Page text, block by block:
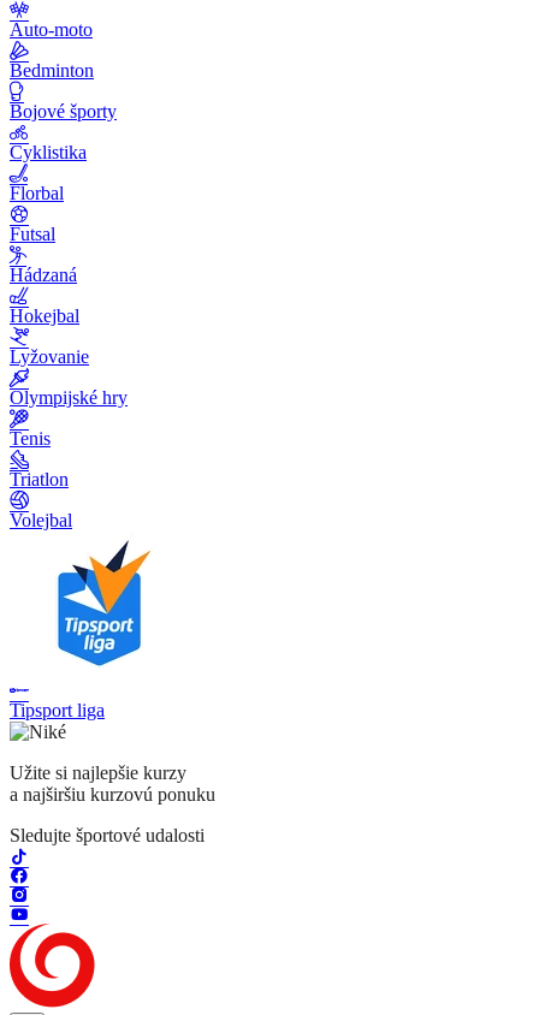
Auto-moto
Bedminton
Bojové športy
Cyklistika
Florbal
Futsal
Hádzaná
Hokejbal
Lyžovanie
Olympijské hry
Tenis
Triatlon
Volejbal
Tipsport liga
Užite si najlepšie kurzy
a najširšiu kurzovú ponuku
Sledujte športové udalosti